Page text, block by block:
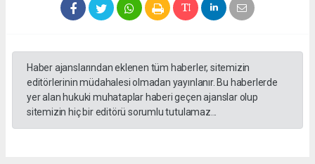
Haber ajanslarından eklenen tüm haberler, sitemizin
editörlerinin müdahalesi olmadan yayınlanır. Bu haberlerde
yer alan hukuki muhataplar haberi geçen ajanslar olup
sitemizin hiç bir editörü sorumlu tutulamaz...